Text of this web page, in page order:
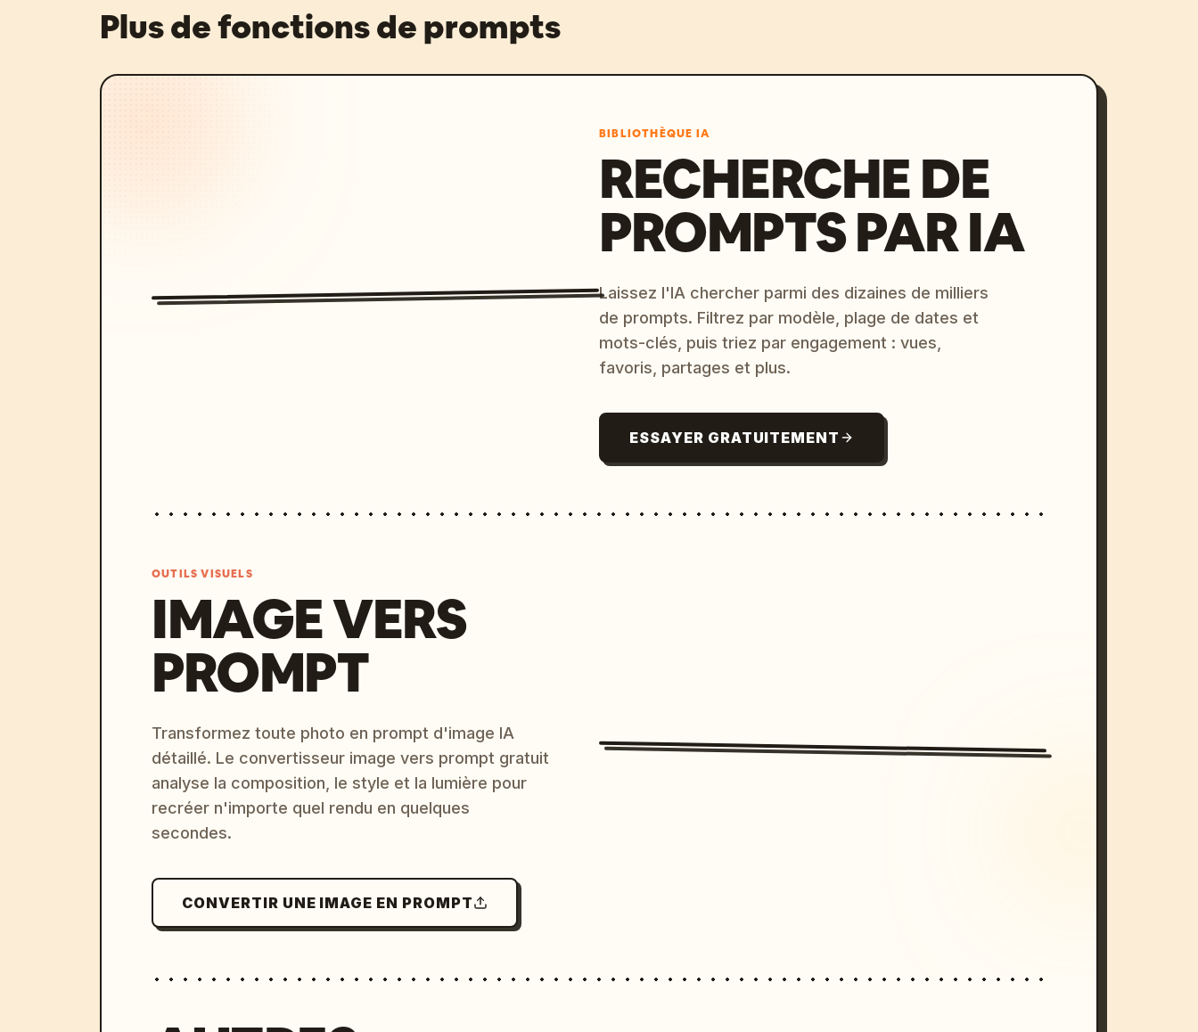
Plus de fonctions de prompts
BIBLIOTHÈQUE IA
RECHERCHE DE
PROMPTS PAR IA
Laissez l'IA chercher parmi des dizaines de milliers
de prompts. Filtrez par modèle, plage de dates et
mots-clés, puis triez par engagement : vues,
favoris, partages et plus.
ESSAYER GRATUITEMENT
OUTILS VISUELS
IMAGE VERS
PROMPT
Transformez toute photo en prompt d'image IA
détaillé. Le convertisseur image vers prompt gratuit
analyse la composition, le style et la lumière pour
recréer n'importe quel rendu en quelques
secondes.
CONVERTIR UNE IMAGE EN PROMPT